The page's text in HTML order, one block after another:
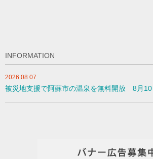
INFORMATION
2026.08.07
被災地支援で阿蘇市の温泉を無料開放 8月10